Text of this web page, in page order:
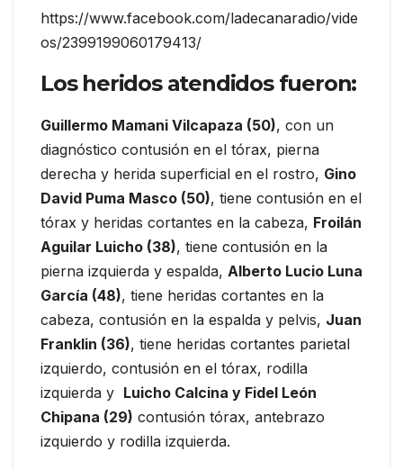
https://www.facebook.com/ladecanaradio/vide
os/2399199060179413/
Los heridos atendidos fueron:
Guillermo Mamani Vilcapaza (50), con un
diagnóstico contusión en el tórax, pierna
derecha y herida superficial en el rostro, Gino
David Puma Masco (50), tiene contusión en el
tórax y heridas cortantes en la cabeza, Froilán
Aguilar Luicho (38), tiene contusión en la
pierna izquierda y espalda, Alberto Lucio Luna
García (48), tiene heridas cortantes en la
cabeza, contusión en la espalda y pelvis, Juan
Franklin (36), tiene heridas cortantes parietal
izquierdo, contusión en el tórax, rodilla
izquierda y Luicho Calcina y Fidel León
Chipana (29) contusión tórax, antebrazo
izquierdo y rodilla izquierda.